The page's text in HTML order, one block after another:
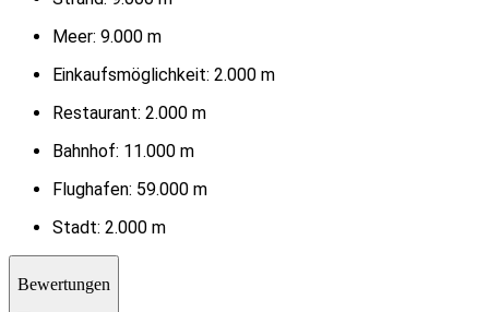
Meer: 9.000 m
Einkaufsmöglichkeit: 2.000 m
Restaurant: 2.000 m
Bahnhof: 11.000 m
Flughafen: 59.000 m
Stadt: 2.000 m
Bewertungen